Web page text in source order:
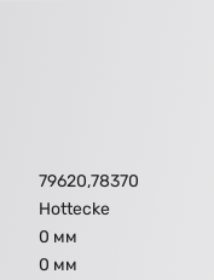
79620,78370
Hottecke
0 мм
0 мм